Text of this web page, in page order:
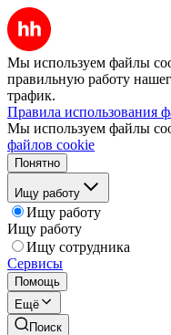
Мы используем файлы
правильную работу
трафик.
Правила использования
Мы используем файлы
файлов cookie
Понятно
Ищу работу
Ищу работу
Ищу работу
Ищу сотрудника
Сервисы
Помощь
Ещё
Поиск